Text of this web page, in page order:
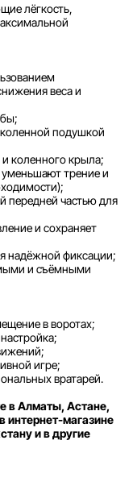
лёгкость,
веса и
подушкой
коленного крыла;
уменьшают трение и
передней частью для
и сохраняет
надёжной фиксации;
и съёмными
в воротах;
игре;
вратарей.
в Алматы, Астане,
интернет-магазине
и в другие